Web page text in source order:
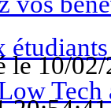
le 10/